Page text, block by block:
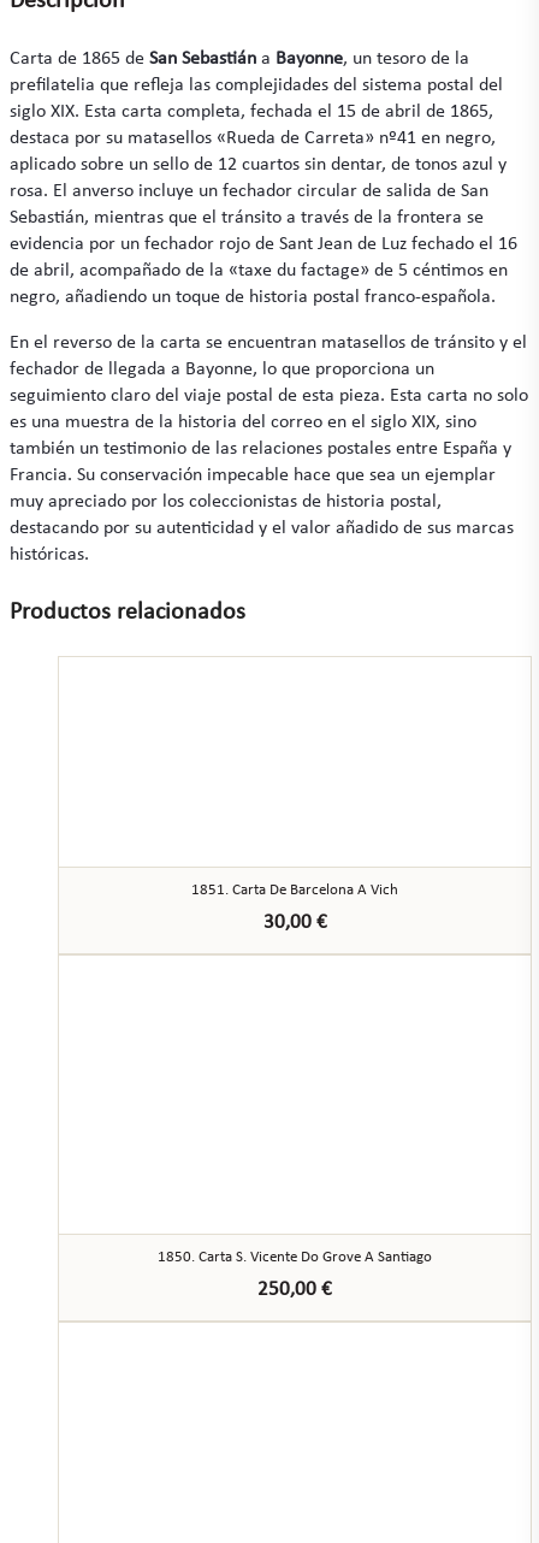
Carta de 1865 de San Sebastián a Bayonne, un tesoro de la
prefilatelia que refleja las complejidades del sistema postal del
siglo XIX. Esta carta completa, fechada el 15 de abril de 1865,
destaca por su matasellos «Rueda de Carreta» nº41 en negro,
aplicado sobre un sello de 12 cuartos sin dentar, de tonos azul y
rosa. El anverso incluye un fechador circular de salida de San
Sebastián, mientras que el tránsito a través de la frontera se
evidencia por un fechador rojo de Sant Jean de Luz fechado el 16
de abril, acompañado de la «taxe du factage» de 5 céntimos en
negro, añadiendo un toque de historia postal franco-española.
En el reverso de la carta se encuentran matasellos de tránsito y el
fechador de llegada a Bayonne, lo que proporciona un
seguimiento claro del viaje postal de esta pieza. Esta carta no solo
es una muestra de la historia del correo en el siglo XIX, sino
también un testimonio de las relaciones postales entre España y
Francia. Su conservación impecable hace que sea un ejemplar
muy apreciado por los coleccionistas de historia postal,
destacando por su autenticidad y el valor añadido de sus marcas
históricas.
Productos relacionados
1851. Carta De Barcelona A Vich
30,00 €
1850. Carta S. Vicente Do Grove A Santiago
250,00 €